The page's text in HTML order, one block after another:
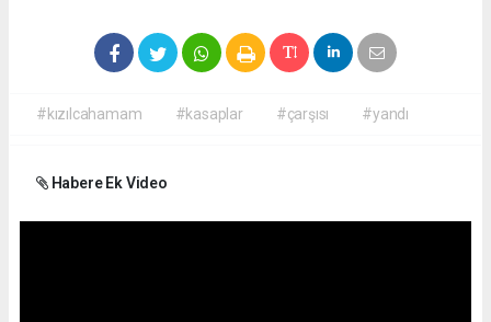
#kızılcahamam #kasaplar #çarşısı #yandı
Habere Ek Video